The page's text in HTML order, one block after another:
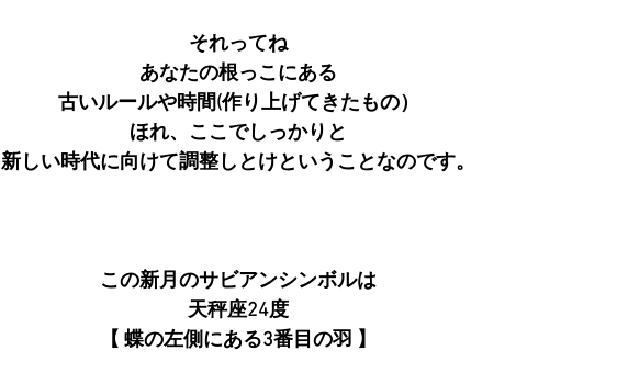
それってね
あなたの根っこにある
古いルールや時間(作り上げてきたもの）
ほれ、ここでしっかりと
新しい時代に向けて調整しとけということなのです。
この新月のサビアンシンボルは
天秤座24度
【 蝶の左側にある3番目の羽 】